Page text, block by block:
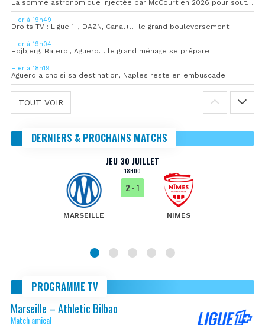
La somme astronomique injectée par McCourt en 2026 pour soutenir l’OM
Hier à 19h49
Droits TV : Ligue 1+, DAZN, Canal+… le grand bouleversement
Hier à 19h04
Hojbjerg, Balerdi, Aguerd… le grand ménage se prépare
Hier à 18h19
Aguerd a choisi sa destination, Naples reste en embuscade
TOUT VOIR
DERNIERS & PROCHAINS MATCHS
JEU 30 JUILLET
18H00
MARSEILLE
2 - 1
NIMES
PROGRAMME TV
Marseille – Athletic Bilbao
Match amical